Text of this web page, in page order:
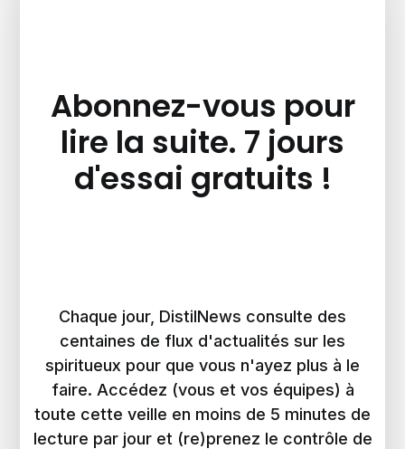
Abonnez-vous pour
lire la suite. 7 jours
d'essai gratuits !
Chaque jour, DistilNews consulte des
centaines de flux d'actualités sur les
spiritueux pour que vous n'ayez plus à le
faire. Accédez (vous et vos équipes) à
toute cette veille en moins de 5 minutes de
lecture par jour et (re)prenez le contrôle de